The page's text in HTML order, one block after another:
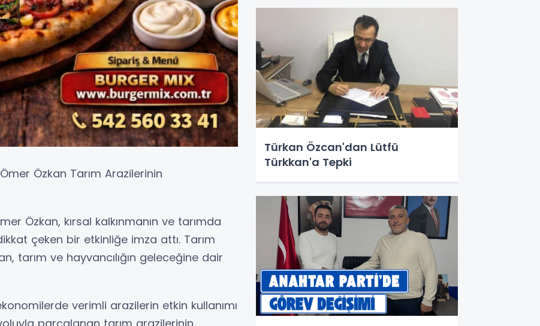
Özkan Tarım Arazilerinin
Özkan, kırsal kalkınmanın ve tarımda
çeken bir etkinliğe imza attı. Tarım
tarım ve hayvancılığın geleceğine dair
verimli arazilerin etkin kullanımı
Türkan Özcan'dan Lütfü
Türkkan'a Tepki